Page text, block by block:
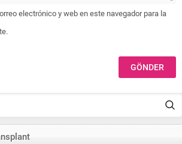
electrónico y web en este navegador para la